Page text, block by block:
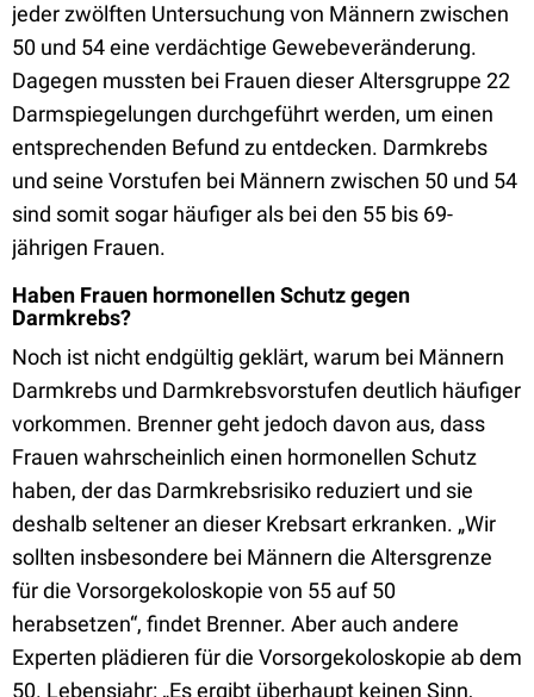
jeder zwölften Untersuchung von Männern zwischen
50 und 54 eine verdächtige Gewebeveränderung.
Dagegen mussten bei Frauen dieser Altersgruppe 22
Darmspiegelungen durchgeführt werden, um einen
entsprechenden Befund zu entdecken. Darmkrebs
und seine Vorstufen bei Männern zwischen 50 und 54
sind somit sogar häufiger als bei den 55 bis 69-
jährigen Frauen.
Haben Frauen hormonellen Schutz gegen
Darmkrebs?
Noch ist nicht endgültig geklärt, warum bei Männern
Darmkrebs und Darmkrebsvorstufen deutlich häufiger
vorkommen. Brenner geht jedoch davon aus, dass
Frauen wahrscheinlich einen hormonellen Schutz
haben, der das Darmkrebsrisiko reduziert und sie
deshalb seltener an dieser Krebsart erkranken. „Wir
sollten insbesondere bei Männern die Altersgrenze
für die Vorsorgekoloskopie von 55 auf 50
herabsetzen“, findet Brenner. Aber auch andere
Experten plädieren für die Vorsorgekoloskopie ab dem
50. Lebensjahr: „Es ergibt überhaupt keinen Sinn,